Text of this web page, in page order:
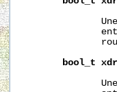
bool_t